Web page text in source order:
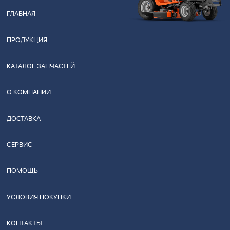
ГЛАВНАЯ
ПРОДУКЦИЯ
КАТАЛОГ ЗАПЧАСТЕЙ
О КОМПАНИИ
ДОСТАВКА
СЕРВИС
ПОМОЩЬ
УСЛОВИЯ ПОКУПКИ
КОНТАКТЫ